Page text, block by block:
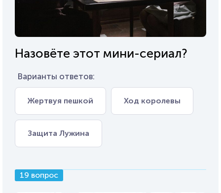
Назовёте этот мини-сериал?
Варианты ответов:
Жертвуя пешкой Ход королевы
Защита Лужина
19 вопрос